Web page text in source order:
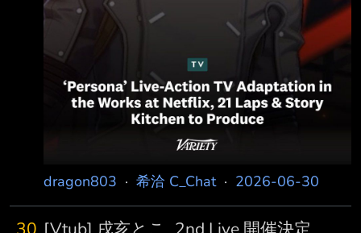
dragon803 · 希洽 C_Chat· 2026-06-30